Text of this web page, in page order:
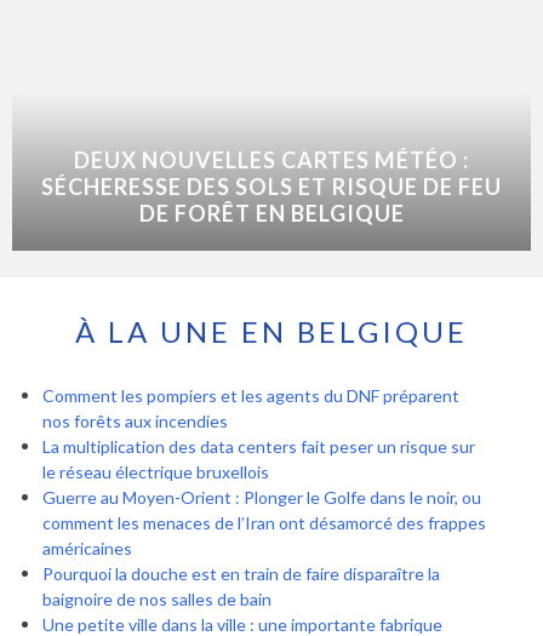
DEUX NOUVELLES CARTES MÉTÉO :
SÉCHERESSE DES SOLS ET RISQUE DE FEU
DE FORÊT EN BELGIQUE
À LA UNE EN BELGIQUE
Comment les pompiers et les agents du DNF préparent
nos forêts aux incendies
La multiplication des data centers fait peser un risque sur
le réseau électrique bruxellois
Guerre au Moyen-Orient : Plonger le Golfe dans le noir, ou
comment les menaces de l’Iran ont désamorcé des frappes
américaines
Pourquoi la douche est en train de faire disparaître la
baignoire de nos salles de bain
Une petite ville dans la ville : une importante fabrique